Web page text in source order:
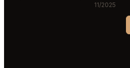
11/2025